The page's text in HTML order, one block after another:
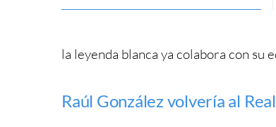
la leyenda blanca ya colabora con
Raúl González volvería al